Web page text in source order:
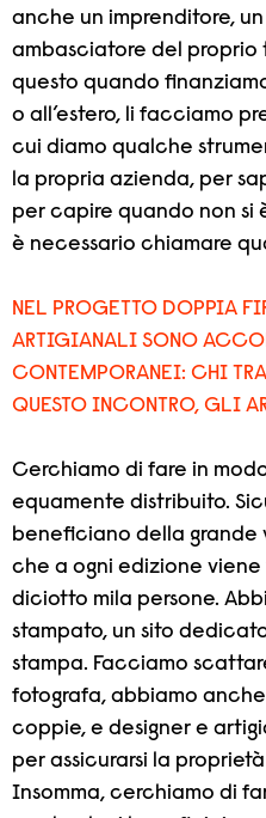
anche un imprenditore,
ambasciatore del proprio
questo quando
o all’estero, li facciamo
cui diamo qualche
la propria azienda, per
per capire quando non si
è necessario chiamare
NEL PROGETTO DOPPIA
ARTIGIANALI SONO
CONTEMPORANEI: CHI
QUESTO INCONTRO, GLI
Cerchiamo di fare in
equamente distribuito.
beneficiano della grande
che a ogni edizione
diciotto mila persone.
stampato, un sito
stampa. Facciamo
fotografa, abbiamo
coppie, e designer e
per assicurarsi la
Insomma, cerchiamo di